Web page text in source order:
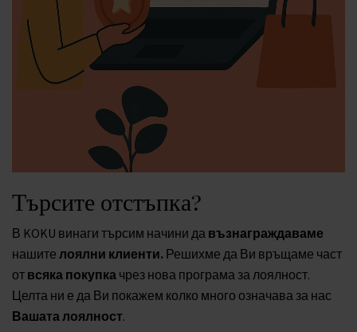
Търсите отстъпка?
В KOKU винаги търсим начини да възнаграждаваме
нашите лоялни клиенти. Решихме да Ви връщаме част
от всяка покупка чрез нова програма за лоялност.
Целта ни е да Ви покажем колко много означава за нас
Вашата лоялност.